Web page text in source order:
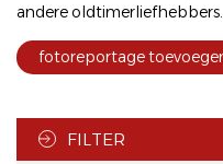
andere oldtimerliefhebbers.
fotoreportage
FILTER